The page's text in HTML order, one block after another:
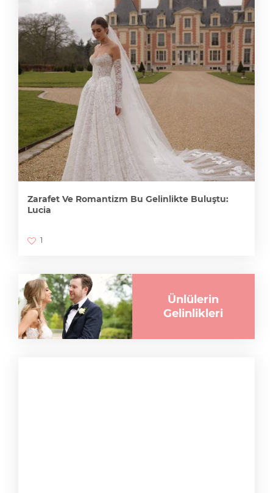
Zarafet Ve Romantizm Bu Gelinlikte Buluştu:
Lucia
1
Ünlülerin
Gelinlikleri